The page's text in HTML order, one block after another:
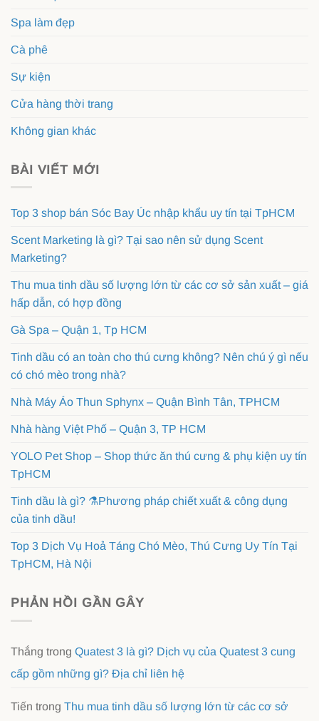
Spa làm đẹp
Cà phê
Sự kiện
Cửa hàng thời trang
Không gian khác
BÀI VIẾT MỚI
Top 3 shop bán Sóc Bay Úc nhập khẩu uy tín tại TpHCM
Scent Marketing là gì? Tại sao nên sử dụng Scent
Marketing?
Thu mua tinh dầu số lượng lớn từ các cơ sở sản xuất – giá
hấp dẫn, có hợp đồng
Gà Spa – Quận 1, Tp HCM
Tinh dầu có an toàn cho thú cưng không? Nên chú ý gì nếu
có chó mèo trong nhà?
Nhà Máy Áo Thun Sphynx – Quận Bình Tân, TPHCM
Nhà hàng Việt Phố – Quận 3, TP HCM
YOLO Pet Shop – Shop thức ăn thú cưng & phụ kiện uy tín
TpHCM
Tinh dầu là gì? ⚗️Phương pháp chiết xuất & công dụng
của tinh dầu!
Top 3 Dịch Vụ Hoả Táng Chó Mèo, Thú Cưng Uy Tín Tại
TpHCM, Hà Nội
PHẢN HỒI GẦN GÂY
Thắng trong Quatest 3 là gì? Dịch vụ của Quatest 3 cung
cấp gồm những gì? Địa chỉ liên hệ
Tiến trong Thu mua tinh dầu số lượng lớn từ các cơ sở